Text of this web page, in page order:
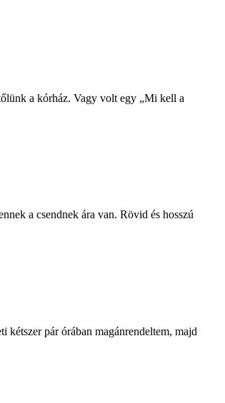
a kórház. Vagy volt egy „Mi kell a
a csendnek ára van. Rövid és hosszú
pár órában magánrendeltem, majd